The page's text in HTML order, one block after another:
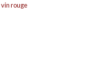
vin rouge